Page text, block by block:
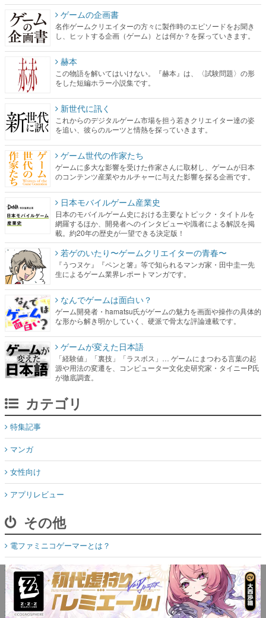
ゲームの企画書
名作ゲームクリエイターの方々に製作時のエピソードをお聞き
し、ヒットする企画（ゲーム）とは何か？を探っていきます。
赫本
この物語を解いてはいけない。『赫本』は、〈試験問題〉の形
をした短編ホラー小説集です。
新世代に訊く
これからのデジタルゲーム市場を担う若きクリエイター達の姿
を追い、彼らのルーツと情熱を探っていきます。
ゲーム世代の作家たち
ゲームに多大な影響を受けた作家さんに取材し、ゲームが日本
のコンテンツ産業やカルチャーに与えた影響を探る企画です。
日本モバイルゲーム産業史
日本のモバイルゲーム史における主要なトピック・タイトルを
網羅するほか、開発者へのインタビューや識者による解説を掲
載。約20年の歴史が一望できる決定版！
若ゲのいたり〜ゲームクリエイターの青春〜
『うつヌケ』『ペンと箸』等で知られるマンガ家・田中圭一先
生によるゲーム業界レポートマンガです。
なんでゲームは面白い？
ゲーム開発者・hamatsu氏がゲームの魅力を画面や操作の具体的
な形から解き明かしていく、硬派で骨太な評論連載です。
ゲームが変えた日本語
「経験値」「裏技」「ラスボス」… ゲームにまつわる言葉の起
源や用法の変遷を、コンピューター文化史研究家・タイニーP氏
が徹底調査。
カテゴリ
特集記事
マンガ
女性向け
アプリレビュー
その他
電ファミニコゲーマーとは？
媒体資料はこちら
XプレゼントCP応募規約
運営：株式会社マレ